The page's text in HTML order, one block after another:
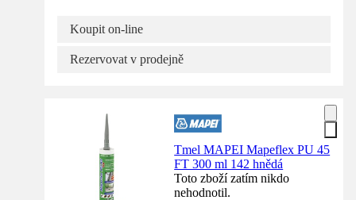
Koupit on-line
Rezervovat v prodejně
Tmel MAPEI Mapeflex PU 45
FT 300 ml 142 hnědá
Toto zboží zatím nikdo
nehodnotil.